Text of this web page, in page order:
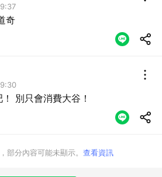
奇
別只會消費大谷！
部分內容可能未顯示。 查看資訊